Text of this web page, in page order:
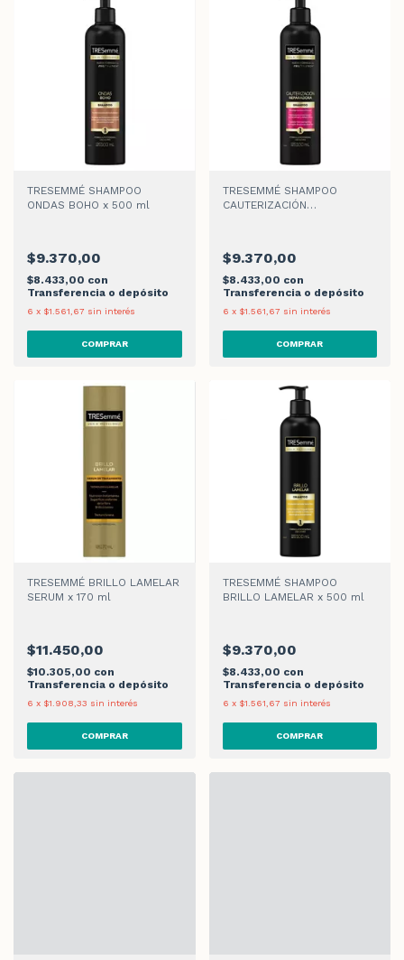
TRESEMMÉ SHAMPOO
ONDAS BOHO x 500 ml
$9.370,00
$8.433,00 con
Transferencia o depósito
6 x $1.561,67 sin interés
TRESEMMÉ SHAMPOO
CAUTERIZACIÓN
$9.370,00
$8.433,00 con
Transferencia o depósito
6 x $1.561,67 sin interés
TRESEMMÉ BRILLO LAMELAR
SERUM x 170 ml
$11.450,00
$10.305,00 con
Transferencia o depósito
6 x $1.908,33 sin interés
TRESEMMÉ SHAMPOO
BRILLO LAMELAR x 500 ml
$9.370,00
$8.433,00 con
Transferencia o depósito
6 x $1.561,67 sin interés